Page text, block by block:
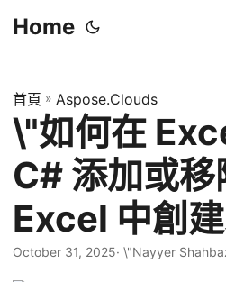
Home
首頁 » Aspose.Clouds
\"如何在
C# 添加或
Excel 中創
October 31, 2025· \"Nayyer